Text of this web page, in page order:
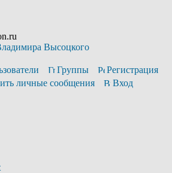
Высоцкого
Группы
Регистрация
личные сообщения Вход